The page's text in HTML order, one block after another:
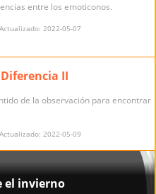
entre los emoticonos.
2022-05-07
II
de la observación para encontrar
2022-05-09